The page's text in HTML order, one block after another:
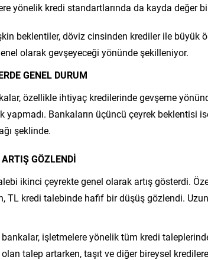
yönelik kredi standartlarında da kayda değer
beklentiler, döviz cinsinden krediler ile büyük
olarak gevşeyeceği yönünde şekilleniyor.
GENEL DURUM
özellikle ihtiyaç kredilerinde gevşeme
yapmadı. Bankaların üçüncü çeyrek beklentisi
şeklinde.
GÖZLENDİ
ikinci çeyrekte genel olarak artış gösterdi.
TL kredi talebinde hafif bir düşüş gözlendi.
işletmelere yönelik tüm kredi
talep artarken, taşıt ve diğer bireysel